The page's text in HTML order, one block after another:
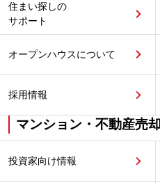
住まい探しの
サポート
オープンハウスについて
採用情報
マンション・不動産売
投資家向け情報